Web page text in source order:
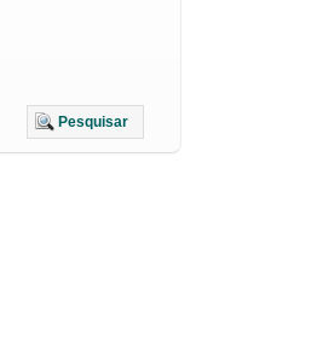
Pesquisar